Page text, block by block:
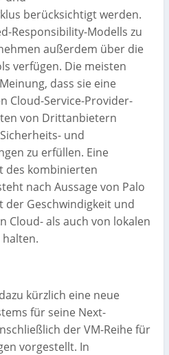
berücksichtigt werden.
Responsibility-Modells zu
außerdem über die
verfügen. Die meisten
dass sie eine
Cloud-Service-Provider-
von Drittanbietern
und
zu erfüllen. Eine
des kombinierten
nach Aussage von Palo
Geschwindigkeit und
Cloud- als auch von lokalen
kürzlich eine neue
für seine Next-
der VM-Reihe für
vorgestellt. In